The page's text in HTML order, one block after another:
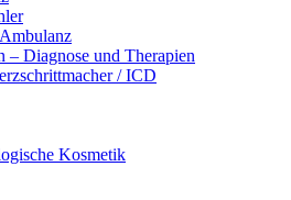
– Diagnose und Therapien
/ ICD
Kosmetik